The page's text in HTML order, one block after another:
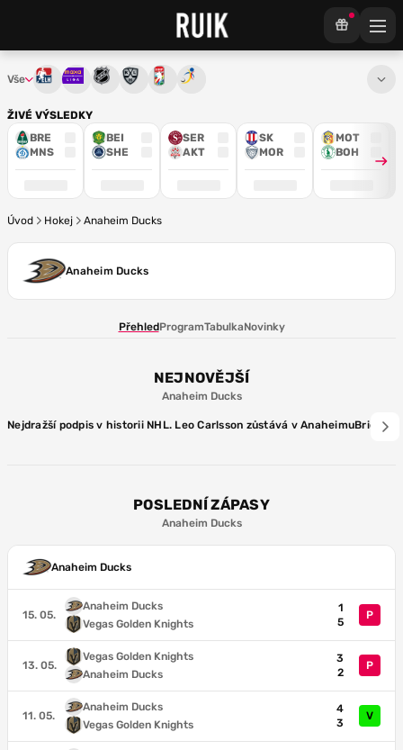
ŽIVÉ VÝSLEDKY
BRE
MNS
BEI
SHE
SER
AKT
SK
MOR
MOT
BOH
Vše Tipsport extraliga
Maxa ligaNHL KHL Mistrovství světa
Úvod Hokej Anaheim Ducks
Anaheim Ducks
PřehledProgramTabulkaNovinky
NEJNOVĚJŠÍ
Anaheim Ducks
Nejdražší podpis v historii NHL. Leo Carlsson zůstává v AnaheimuBrière
POSLEDNÍ ZÁPASY
Anaheim Ducks
Anaheim Ducks
15. 05.
Anaheim Ducks
Vegas Golden Knights
1
5
P
13. 05.
Vegas Golden Knights
Anaheim Ducks
3
2
P
11. 05.
Anaheim Ducks
Vegas Golden Knights
4
3
V